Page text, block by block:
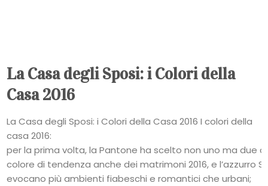
La Casa degli Sposi: i Colori della
Casa 2016
La Casa degli Sposi: i Colori della Casa 2016 I colori della
casa 2016:
per la prima volta, la Pantone ha scelto non uno ma due
colore di tendenza anche dei matrimoni 2016, e l’azzurro
evocano più ambienti fiabeschi e romantici che urbani;